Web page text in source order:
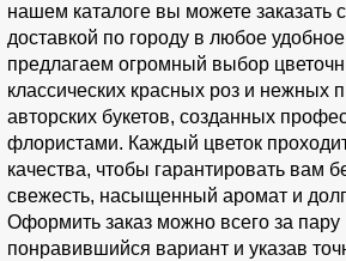
нашем каталоге вы можете заказать
доставкой по городу в любое
предлагаем огромный выбор
классических красных роз и нежных
авторских букетов, созданных
флористами. Каждый цветок
качества, чтобы гарантировать вам
свежесть, насыщенный аромат и
Оформить заказ можно всего за пару
понравившийся вариант и указав